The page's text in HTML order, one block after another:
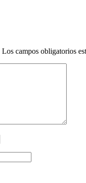
Los campos obligatorios